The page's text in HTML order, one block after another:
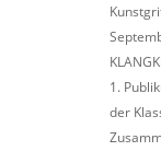
1.
der